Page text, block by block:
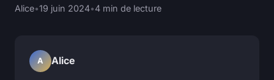
Alice•19 juin 2024•4 min de lecture
A Alice